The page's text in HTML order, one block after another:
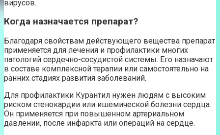
вирусов.
Когда назначается препарат?
Благодаря свойствам действующего вещества препарат
применяется для лечения и профилактики многих
патологий сердечно-сосудистой системы. Его назначают
в составе комплексной терапии или самостоятельно на
ранних стадиях развития заболеваний.
Для профилактики Курантил нужен людям с высоким
риском стенокардии или ишемической болезни сердца.
Он применяется при повышенном артериальном
давлении, после инфаркта или операций на сердце.